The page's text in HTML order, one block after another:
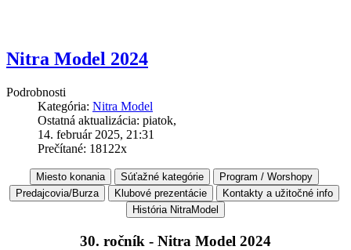
Nitra Model 2024
Podrobnosti
Kategória: Nitra Model
Ostatná aktualizácia: piatok,
14. február 2025, 21:31
Prečítané: 18122x
30. ročník - Nitra Model 2024